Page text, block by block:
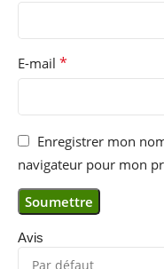
Avis
E-mail *
Enregistrer mon
navigateur pour mon